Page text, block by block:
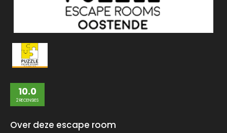
10.0
2 RECENSIES
Over deze escape room